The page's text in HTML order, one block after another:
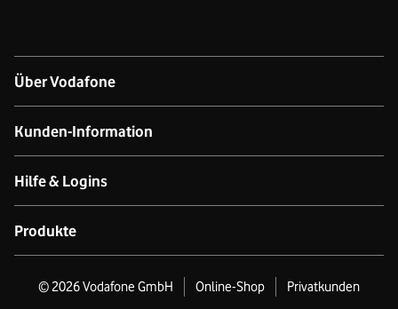
Über Vodafone
Über das Unternehmen
Netzabdeckung Mobilfunk
Nachhaltigkeit
Kunden-Information
Kontakt für Geschäftskund:innen
Datenschutz
Hilfe & Logins
Produkt- & technischer Support
Produkte
©2026Vodafone GmbH Online-Shop Privatkunden